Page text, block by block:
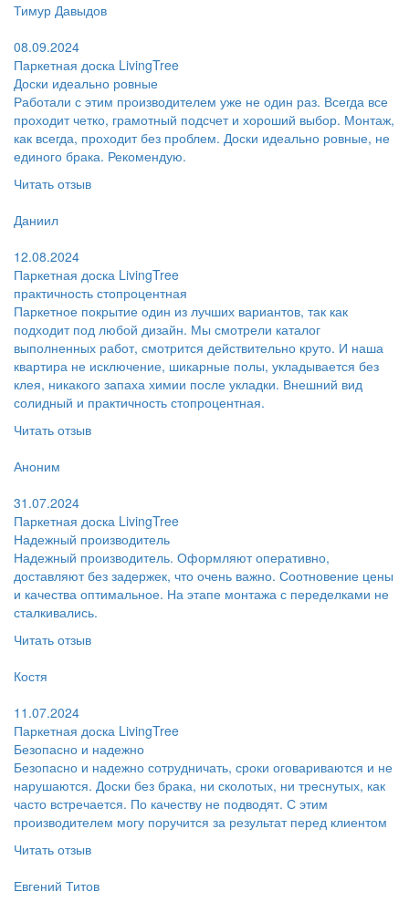
Тимур Давыдов
08.09.2024
Паркетная доска LivingTree
Доски идеально ровные
Работали с этим производителем уже не один раз. Всегда все
проходит четко, грамотный подсчет и хороший выбор. Монтаж,
как всегда, проходит без проблем. Доски идеально ровные, не
единого брака. Рекомендую.
Читать отзыв
Даниил
12.08.2024
Паркетная доска LivingTree
практичность стопроцентная
Паркетное покрытие один из лучших вариантов, так как
подходит под любой дизайн. Мы смотрели каталог
выполненных работ, смотрится действительно круто. И наша
квартира не исключение, шикарные полы, укладывается без
клея, никакого запаха химии после укладки. Внешний вид
солидный и практичность стопроцентная.
Читать отзыв
Аноним
31.07.2024
Паркетная доска LivingTree
Надежный производитель
Надежный производитель. Оформляют оперативно,
доставляют без задержек, что очень важно. Соотновение цены
и качества оптимальное. На этапе монтажа с переделками не
сталкивались.
Читать отзыв
Костя
11.07.2024
Паркетная доска LivingTree
Безопасно и надежно
Безопасно и надежно сотрудничать, сроки оговариваются и не
нарушаются. Доски без брака, ни сколотых, ни треснутых, как
часто встречается. По качеству не подводят. С этим
производителем могу поручится за результат перед клиентом
Читать отзыв
Евгений Титов